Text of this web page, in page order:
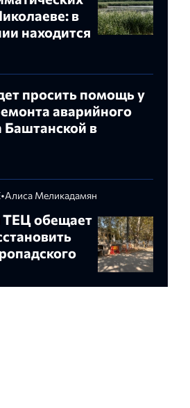
в
находится
просить помощь у
аварийного
Баштанской в
•Алиса Меликадамян
ТЕЦ обещает